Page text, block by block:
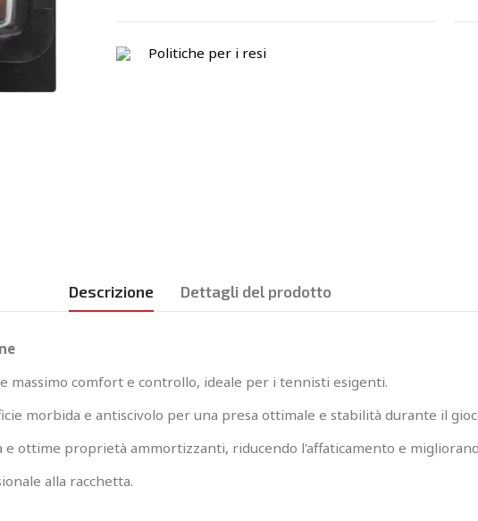
Politiche per i resi
Descrizione Dettagli del prodotto
massimo comfort e controllo, ideale per i tennisti esigenti.
morbida e antiscivolo per una presa ottimale e stabilità durante il
ottime proprietà ammortizzanti, riducendo l'affaticamento e
alla racchetta.